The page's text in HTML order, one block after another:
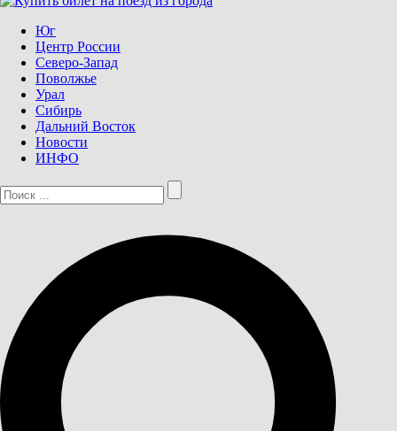
Юг
Центр России
Северо-Запад
Поволжье
Урал
Сибирь
Дальний Восток
Новости
ИНФО